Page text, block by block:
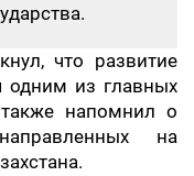
что развитие
одним из главных
также напомнил о
на